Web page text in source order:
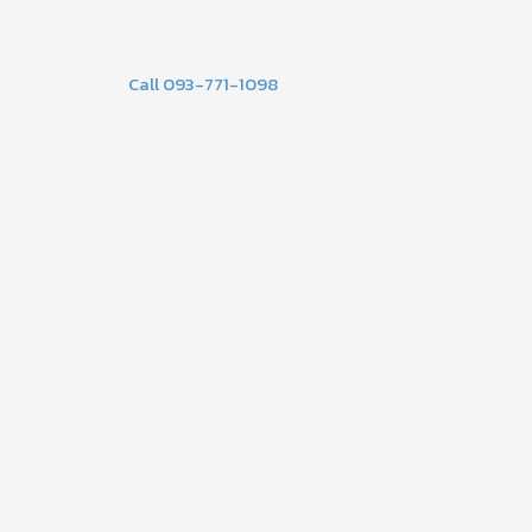
Call 093-771-1098